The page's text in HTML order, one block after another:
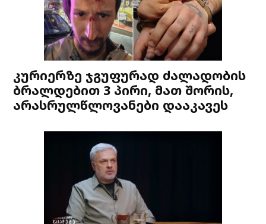
კურიერზე ჯგუფურად ძალადობის
ბრალდებით 3 პირი, მათ შორის,
არასრულწლოვანები დააკავეს